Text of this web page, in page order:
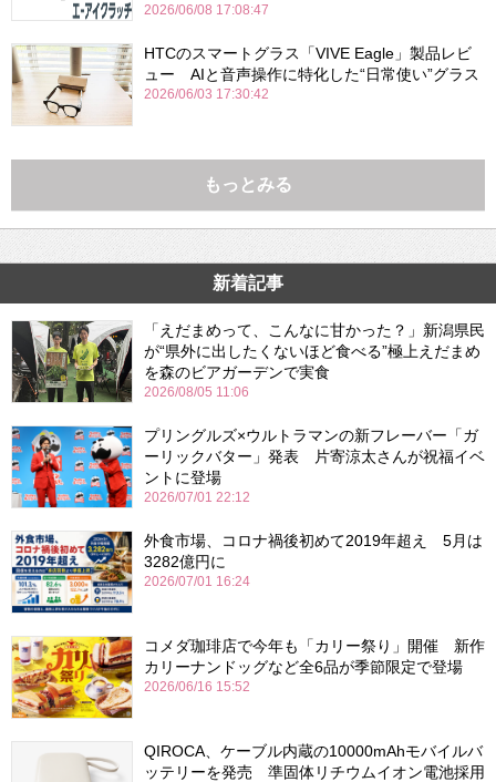
2026/06/08 17:08:47
HTCのスマートグラス「VIVE Eagle」製品レビ
ュー AIと音声操作に特化した“日常使い”グラス
2026/06/03 17:30:42
もっとみる
新着記事
「えだまめって、こんなに甘かった？」新潟県民
が“県外に出したくないほど食べる”極上えだまめ
を森のビアガーデンで実食
2026/08/05 11:06
プリングルズ×ウルトラマンの新フレーバー「ガ
ーリックバター」発表 片寄涼太さんが祝福イベ
ントに登場
2026/07/01 22:12
外食市場、コロナ禍後初めて2019年超え 5月は
3282億円に
2026/07/01 16:24
コメダ珈琲店で今年も「カリー祭り」開催 新作
カリーナンドッグなど全6品が季節限定で登場
2026/06/16 15:52
QIROCA、ケーブル内蔵の10000mAhモバイルバ
ッテリーを発売 準固体リチウムイオン電池採用